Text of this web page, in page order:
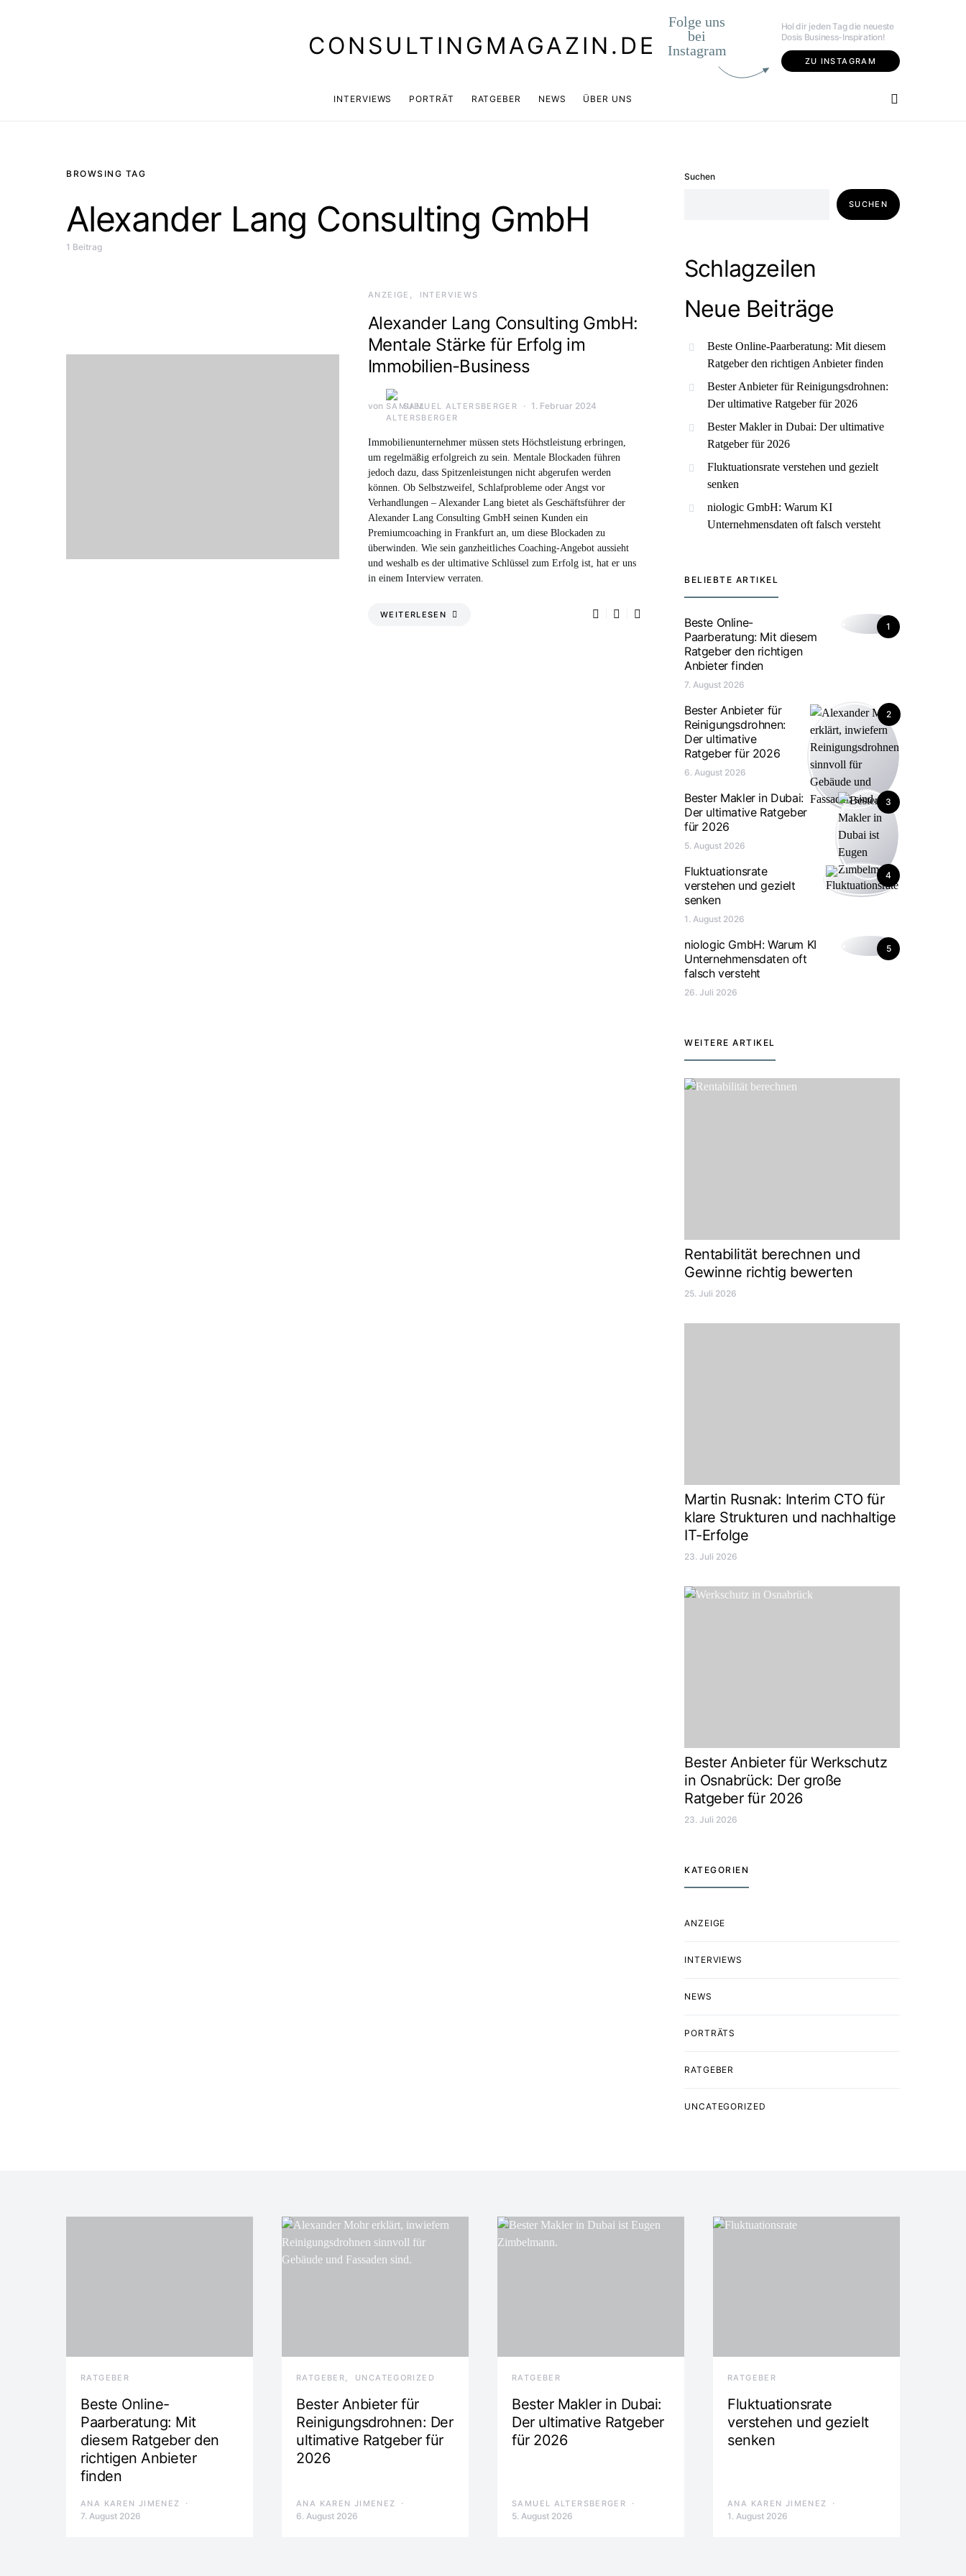
CONSULTINGMAGAZIN.DE
Folge uns
bei
Instagram
Hol dir jeden Tag die neueste
Dosis Business-Inspiration!
ZU INSTAGRAM
INTERVIEWS PORTRÄT RATGEBER NEWS ÜBER UNS
BROWSING TAG
Alexander Lang Consulting GmbH
1 Beitrag
ANZEIGE INTERVIEWS
Alexander Lang Consulting GmbH:
Mentale Stärke für Erfolg im
Immobilien-Business
von SAMUEL ALTERSBERGER 1. Februar 2024
Immobilienunternehmer müssen stets Höchstleistung erbringen,
um regelmäßig erfolgreich zu sein. Mentale Blockaden führen
jedoch dazu, dass Spitzenleistungen nicht abgerufen werden
können. Ob Selbstzweifel, Schlafprobleme oder Angst vor
Verhandlungen – Alexander Lang bietet als Geschäftsführer der
Alexander Lang Consulting GmbH seinen Kunden ein
Premiumcoaching in Frankfurt an, um diese Blockaden zu
überwinden. Wie sein ganzheitliches Coaching-Angebot aussieht
und weshalb es der ultimative Schlüssel zum Erfolg ist, hat er uns
in einem Interview verraten.
WEITERLESEN
Suchen
SUCHEN
Schlagzeilen
Neue Beiträge
Beste Online-Paarberatung: Mit diesem
Ratgeber den richtigen Anbieter finden
Bester Anbieter für Reinigungsdrohnen:
Der ultimative Ratgeber für 2026
Bester Makler in Dubai: Der ultimative
Ratgeber für 2026
Fluktuationsrate verstehen und gezielt
senken
niologic GmbH: Warum KI
Unternehmensdaten oft falsch versteht
BELIEBTE ARTIKEL
1
Beste Online-
Paarberatung: Mit diesem
Ratgeber den richtigen
Anbieter finden
7. August 2026
2
Bester Anbieter für
Reinigungsdrohnen:
Der ultimative
Ratgeber für 2026
6. August 2026
3
Bester Makler in Dubai:
Der ultimative Ratgeber
für 2026
5. August 2026
4
Fluktuationsrate
verstehen und gezielt
senken
1. August 2026
5
niologic GmbH: Warum KI
Unternehmensdaten oft
falsch versteht
26. Juli 2026
WEITERE ARTIKEL
Rentabilität berechnen und
Gewinne richtig bewerten
25. Juli 2026
Martin Rusnak: Interim CTO für
klare Strukturen und nachhaltige
IT-Erfolge
23. Juli 2026
Bester Anbieter für Werkschutz
in Osnabrück: Der große
Ratgeber für 2026
23. Juli 2026
KATEGORIEN
ANZEIGE
INTERVIEWS
NEWS
PORTRÄTS
RATGEBER
UNCATEGORIZED
RATGEBER
Beste Online-
Paarberatung: Mit
diesem Ratgeber den
richtigen Anbieter
finden
ANA KAREN JIMENEZ
7. August 2026
RATGEBER UNCATEGORIZED
Bester Anbieter für
Reinigungsdrohnen: Der
ultimative Ratgeber für
2026
ANA KAREN JIMENEZ
6. August 2026
RATGEBER
Bester Makler in Dubai:
Der ultimative Ratgeber
für 2026
SAMUEL ALTERSBERGER
5. August 2026
RATGEBER
Fluktuationsrate
verstehen und gezielt
senken
ANA KAREN JIMENEZ
1. August 2026